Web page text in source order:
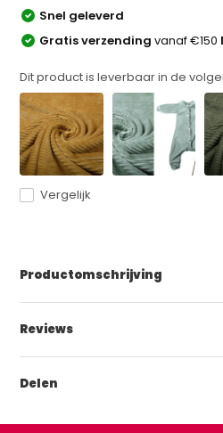
Snel geleverd
Gratis verzendingvanaf €150
Dit product is leverbaar in de
Vergelijk
Productomschrijving
Reviews
Delen